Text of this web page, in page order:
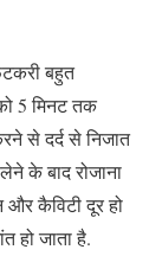
बहुत
5 मिनट तक
से दर्द से निजात
के बाद रोजाना
कैविटी दूर हो
हो जाता है.